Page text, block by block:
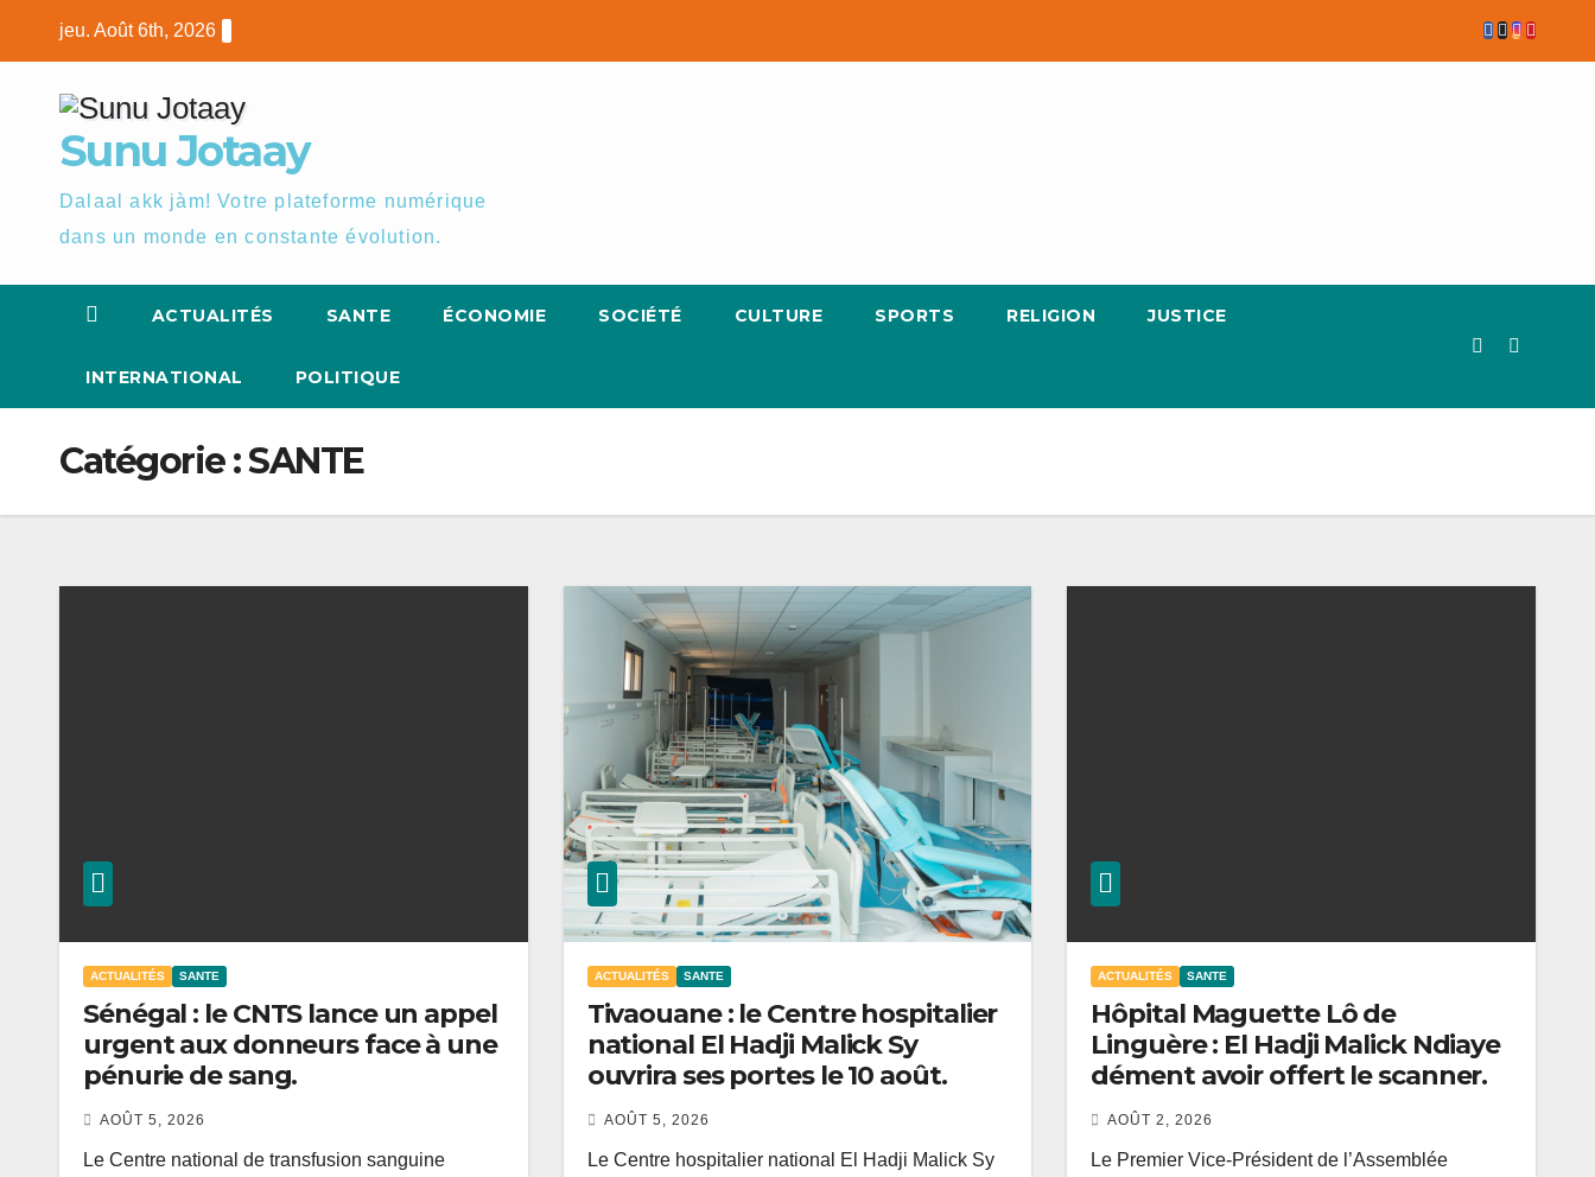
jeu. Août 6th, 2026
Sunu Jotaay
Dalaal akk jàm! Votre plateforme numérique
dans un monde en constante évolution.
ACTUALITÉS SANTE ÉCONOMIE SOCIÉTÉ CULTURE SPORTS RELIGION JUSTICE
INTERNATIONAL POLITIQUE
Catégorie :SANTE
ACTUALITÉS SANTE
Sénégal : le CNTS lance un appel
urgent aux donneurs face à une
pénurie de sang.
AOÛT 5, 2026
Le Centre national de transfusion sanguine
ACTUALITÉS SANTE
Tivaouane : le Centre hospitalier
national El Hadji Malick Sy
ouvrira ses portes le 10 août.
AOÛT 5, 2026
Le Centre hospitalier national El Hadji Malick Sy
ACTUALITÉS SANTE
Hôpital Maguette Lô de
Linguère : El Hadji Malick Ndiaye
dément avoir offert le scanner.
AOÛT 2, 2026
Le Premier Vice-Président de l’Assemblée